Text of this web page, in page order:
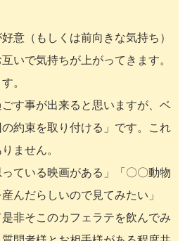
意（もしくは前向きな気持ち）
いで気持ちが上がってきます。
。
す事が出来ると思いますが、ベ
約束を取り付ける」です。これ
ません。
っている映画がある」「〇〇動物
んだらしいので見てみたい」
是非そこのカフェラテを飲んでみ